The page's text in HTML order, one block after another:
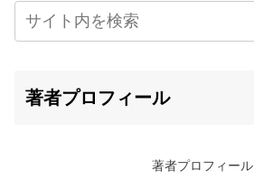
著者プロフィール
著者プロフィール